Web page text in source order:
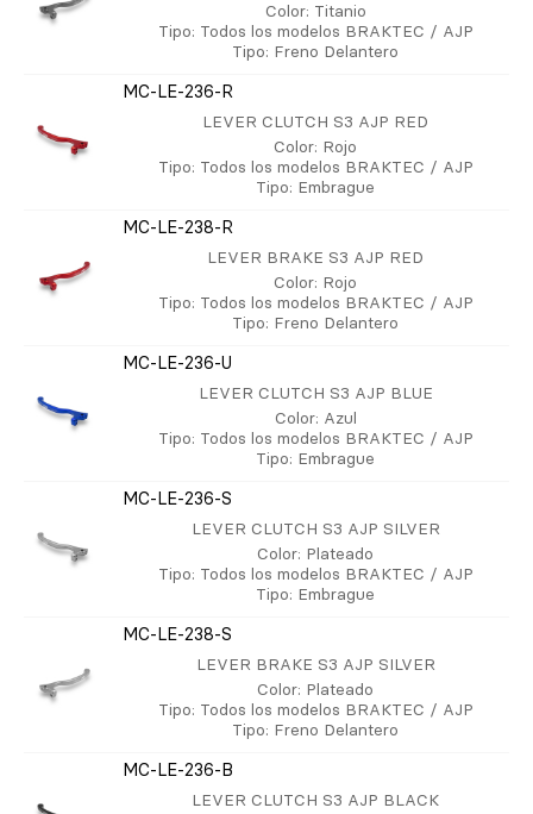
Color: Titanio
Tipo: Todos los modelos BRAKTEC / AJP
Tipo: Freno Delantero
MC-LE-236-R
LEVER CLUTCH S3 AJP RED
Color: Rojo
Tipo: Todos los modelos BRAKTEC / AJP
Tipo: Embrague
MC-LE-238-R
LEVER BRAKE S3 AJP RED
Color: Rojo
Tipo: Todos los modelos BRAKTEC / AJP
Tipo: Freno Delantero
MC-LE-236-U
LEVER CLUTCH S3 AJP BLUE
Color: Azul
Tipo: Todos los modelos BRAKTEC / AJP
Tipo: Embrague
MC-LE-236-S
LEVER CLUTCH S3 AJP SILVER
Color: Plateado
Tipo: Todos los modelos BRAKTEC / AJP
Tipo: Embrague
MC-LE-238-S
LEVER BRAKE S3 AJP SILVER
Color: Plateado
Tipo: Todos los modelos BRAKTEC / AJP
Tipo: Freno Delantero
MC-LE-236-B
LEVER CLUTCH S3 AJP BLACK